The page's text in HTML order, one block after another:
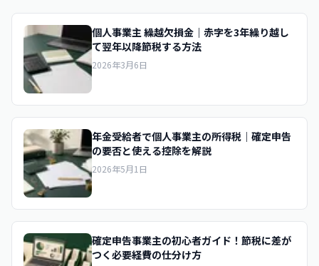
個人事業主 繰越欠損金｜赤字を3年繰り越し
て翌年以降節税する方法
2026年3月6日
年金受給者で個人事業主の所得税｜確定申告
の要否と使える控除を解説
2026年5月1日
確定申告事業主の初心者ガイド！節税に差が
つく必要経費の仕分け方